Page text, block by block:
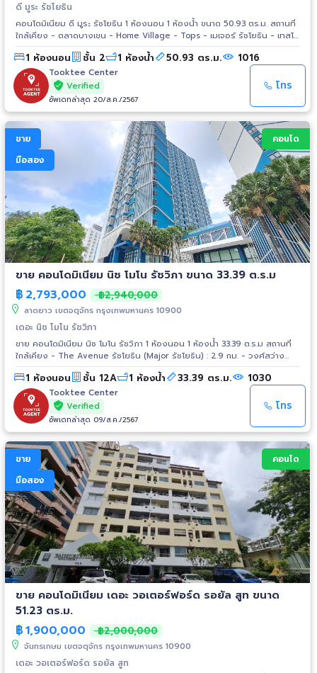
ดี มูระ รัชโยธิน
คอนโดมิเนียม ดี มูระ รัชโยธิน 1 ห้องนอน 1 ห้องน้ำ ขนาด 50.93 ตร.ม. สถานที่
ใกล้เคียง - ตลาดบางเขน - Home Village - Tops - เมเจอร์ รัชโยธิน - เทสโก้
โลตัส วังหิน - The JAS วังหิน - ตลาดอมรพันธ์ - SCB Park - Plaza
Lagoon - นวมินทร์ ซิตี้ อเวนิว - Union Mall - Big C ลาดพร้าว - เซ็นทรัล
ลาดพร้าว - The Walk เกษตร-นวมินทร์ - เซ็นทรัลอีสต์วิลล์ - The Crystal -
CDC - ตลาดนัดหัวมุม - ม.เกษตรศาสตร์ - ม.ศรีปทุม - ม.ราชภัฎจันทรเกษม -
รพ.เปาโล เกษตร - รพ.วิภาวดี
1 ห้องนอน ชั้น 2 1 ห้องน้ำ 50.93 ตร.ม. 1016
Tooktee Center
Verified
อัพเดทล่าสุด 20/ส.ค./2567
โทร
ขาย
มือสอง
คอนโด
ขาย คอนโดมิเนียม นิช โมโน รัชวิภา ขนาด 33.39 ต.ร.ม
฿ 2,793,000 ฿2,940,000
ลาดยาว เขตจตุจักร กรุงเทพมหานคร 10900
เดอะ นิช โมโน รัชวิภา
ขาย คอนโดมิเนียม นิช โมโน รัชวิภา 1 ห้องนอน 1 ห้องน้ำ 33.39 ต.ร.ม สถานที่
ใกล้เคียง - The Avenue รัชโยธิน (Major รัชโยธิน) : 2.9 กม. - วงศ์สว่าง
ทาวน์ เซ็นเตอร์ (Big C) : 3.2 กม. - SCB Park Plaza : 3.4 กม. - Central
Plaza ลาดพร้าว : 3.5 กม. - Union Mall : 4 กม. - JJ Mall : 5 กม. - The Mall
งามวงศ์วาน : 5.2 กม. - Gateway บางซื่อ : 5.8 กม. - Big C ติวานนท์ : 5.8
1 ห้องนอน ชั้น 12A 1 ห้องน้ำ 33.39 ตร.ม. 1030
Tooktee Center
Verified
อัพเดทล่าสุด 09/ส.ค./2567
โทร
ขาย
มือสอง
คอนโด
ขาย คอนโดมิเนียม เดอะ วอเตอร์ฟอร์ด รอยัล สูท ขนาด
51.23 ตร.ม.
฿1,900,000 ฿2,000,000
จันทรเกษม เขตจตุจักร กรุงเทพมหานคร 10900
เดอะ วอเตอร์ฟอร์ด รอยัล สูท